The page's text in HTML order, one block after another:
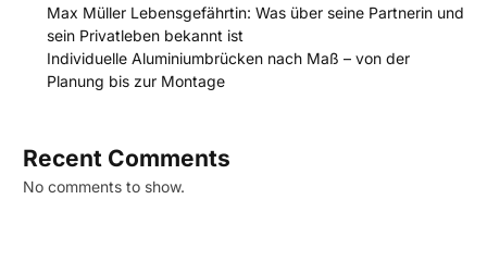
Max Müller Lebensgefährtin: Was über seine Partnerin und
sein Privatleben bekannt ist
Individuelle Aluminiumbrücken nach Maß – von der
Planung bis zur Montage
Recent Comments
No comments to show.